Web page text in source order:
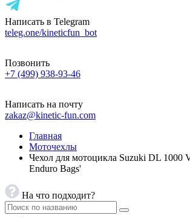
Написать в Telegram
teleg.one/kineticfun_bot
Позвонить
+7 (499) 938-93-46
Написать на почту
zakaz@kinetic-fun.com
Главная
Моточехлы
Чехол для мотоцикла Suzuki DL 1000
Enduro Bags'
На что подходит?